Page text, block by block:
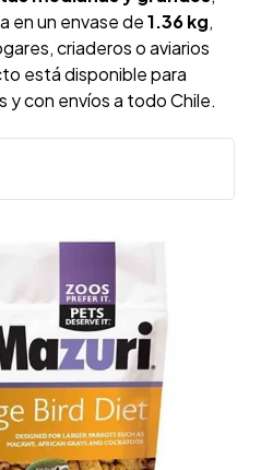
en un envase de1.36 kg,
criaderos o aviarios
está disponible para
y con envíos a todo Chile.